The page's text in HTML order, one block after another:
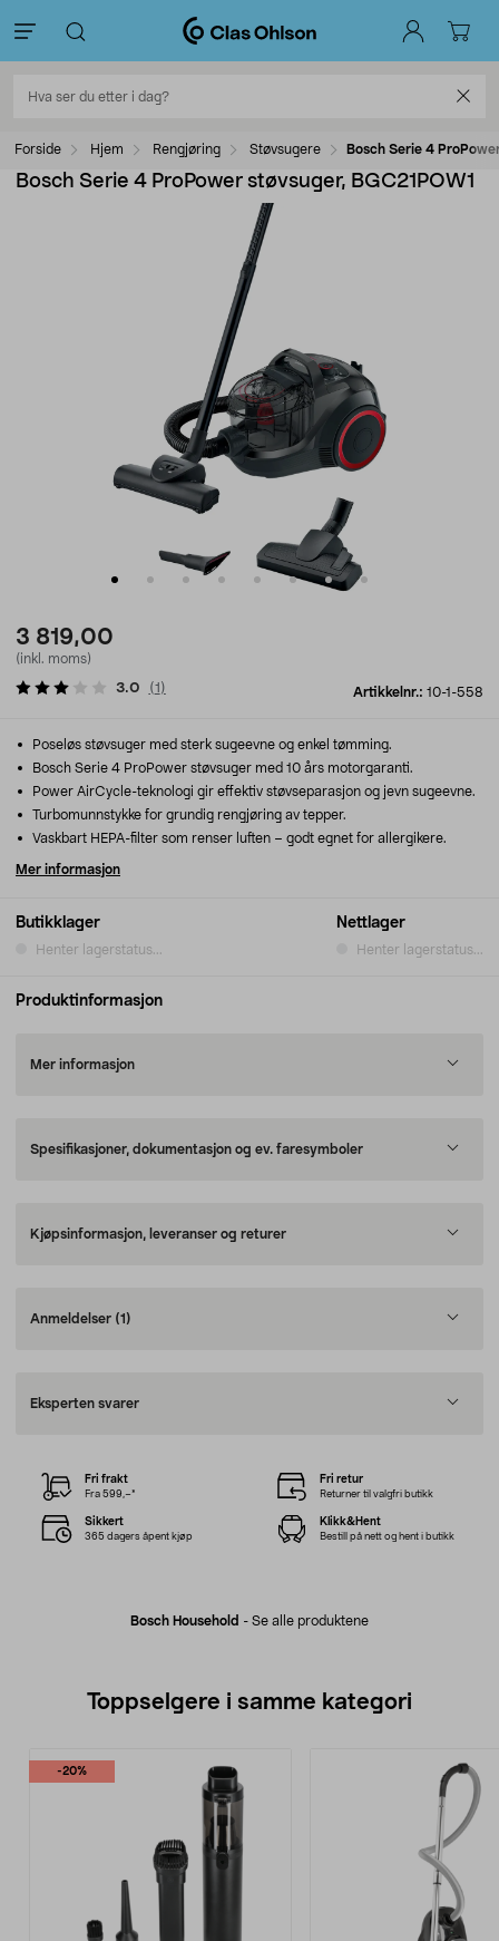
Forside Hjem Rengjøring Støvsugere Bosch Serie 4
Bosch Serie 4 ProPower støvsuger, BGC21POW1
3 819,00
(inkl. moms)
Artikkelnr.: 10-1-558
3.0 (1 )
Butikklager
Henter lagerstatus...
Nettlager
Henter lagerstatus...
Poseløs støvsuger med sterk sugeevne og enkel tømming.
Bosch Serie 4 ProPower støvsuger med 10 års motorgaranti.
Power AirCycle-teknologi gir effektiv støvseparasjon og jevn sugeevne.
Turbomunnstykke for grundig rengjøring av tepper.
Vaskbart HEPA-filter som renser luften – godt egnet for allergikere.
Mer informasjon
Produktinformasjon
Mer informasjon
Spesifikasjoner, dokumentasjon og ev. faresymboler
Kjøpsinformasjon, leveranser og returer
Anmeldelser (1)
Eksperten svarer
Bosch Household - Se alle produktene
Fri frakt
Fra 599,–*
Fri retur
Returner til valgfri butikk
Sikkert
365 dagers åpent kjøp
Klikk&Hent
Bestill på nett og hent i butikk
Toppselgere i samme kategori
-20%